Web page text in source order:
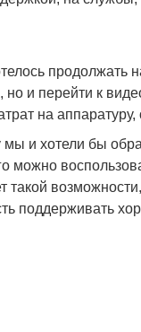
продолжать
но и перейти к
на
и хотели бы
можно
такой
поддерживать